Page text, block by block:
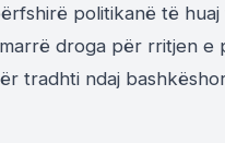
politikanë të
droga për rritjen
tradhti ndaj